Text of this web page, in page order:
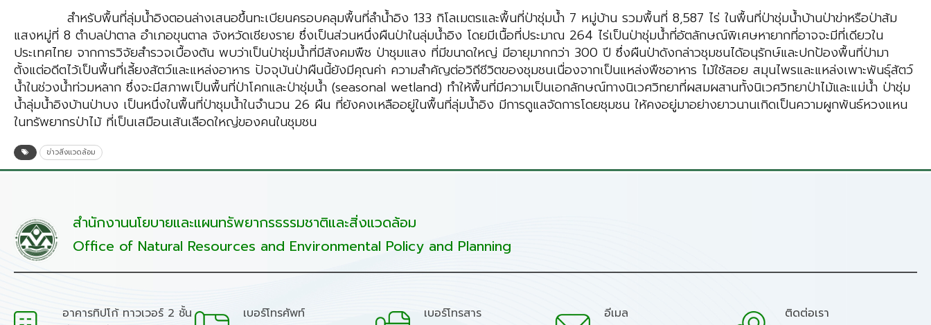
สำหรับพื้นที่ลุ่มน้ำอิงตอนล่างเสนอขึ้นทะเบียนครอบคลุมพื้นที่ลำน้ำอิง 133 กิโลเมตรและพื้นที่ป่าชุ่มน้ำ 7 หมู่บ้าน รวมพื้นที่ 8,587 ไร่ ในพื้นที่ป่าชุ่มน้ำบ้านป่าข่าหรือป่าส้ม
แสงหมู่ที่ 8 ตำบลป่าตาล อำเภอขุนตาล จังหวัดเชียงราย ซึ่งเป็นส่วนหนึ่งผืนป่าในลุ่มน้ำอิง โดยมีเนื้อที่ประมาณ 264 ไร่เป็นป่าชุ่มน้ำที่อัตลักษณ์พิเศษหายากที่อาจจะมีที่เดียวใน
ประเทศไทย จากการวิจัยสำรวจเบื้องต้น พบว่าเป็นป่าชุ่มน้ำที่มีสังคมพืช ป่าชุมแสง ที่มีขนาดใหญ่ มีอายุมากกว่า 300 ปี ซึ่งผืนป่าดังกล่าวชุมชนได้อนุรักษ์และปกป้องพื้นที่ป่ามา
ตั้งแต่อดีตไว้เป็นพื้นที่เลี้ยงสัตว์และแหล่งอาหาร ปัจจุบันป่าผืนนี้ยังมีคุณค่า ความสำคัญต่อวิถีชีวิตของชุมชนเนื่องจากเป็นแหล่งพืชอาหาร ไม้ใช้สอย สมุนไพรและแหล่งเพาะพันธุ์สัตว์
น้ำในช่วงน้ำท่วมหลาก ซึ่งจะมีสภาพเป็นพื้นที่ป่าโคกและป่าชุ่มน้ำ (seasonal wetland) ทำให้พื้นที่มีความเป็นเอกลักษณ์ทางนิเวศวิทยาที่ผสมผสานทั้งนิเวศวิทยาป่าไม้และแม่น้ำ ป่าชุ่ม
น้ำลุ่มน้ำอิงบ้านป่าบง เป็นหนึ่งในพื้นที่ป่าชุมน้ำในจำนวน 26 ผืน ที่ยังคงเหลืออยู่ในพื้นที่ลุ่มน้ำอิง มีการดูแลจัดการโดยชุมชน ให้คงอยู่มาอย่างยาวนานเกิดเป็นความผูกพันธ์หวงแหน
ในทรัพยากรป่าไม้ ที่เป็นเสมือนเส้นเลือดใหญ่ของคนในชุมชน
ข่าวสิ่งแวดล้อม
สำนักงานนโยบายและแผนทรัพยากรธรรมชาติและสิ่งแวดล้อม
Office of Natural Resources and Environmental Policy and Planning
อาคารทิปโก้ ทาวเวอร์ 2 ชั้น
เบอร์โทรศัพท์
เบอร์โทรสาร
อีเมล
ติดต่อเรา